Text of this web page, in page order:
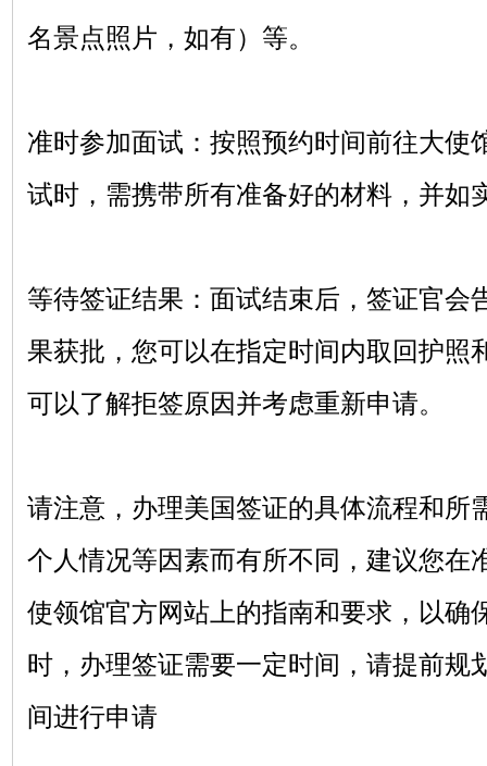
名景点照片，如有）等。‌
准时参加面试‌：按照预约时间前往大使
试时，需携带所有准备好的材料，并如
等待签证结果‌：面试结束后，签证官会
果获批，您可以在指定时间内取回护照
可以了解拒签原因并考虑重新申请。
请注意，办理美国签证的具体流程和所
个人情况等因素而有所不同，建议您在
使领馆官方网站上的指南和要求，以确
时，办理签证需要一定时间，请提前规
间进行申请